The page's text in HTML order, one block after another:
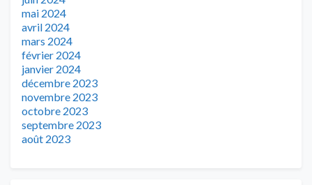
mai 2024
avril 2024
mars 2024
février 2024
janvier 2024
décembre 2023
novembre 2023
octobre 2023
septembre 2023
août 2023